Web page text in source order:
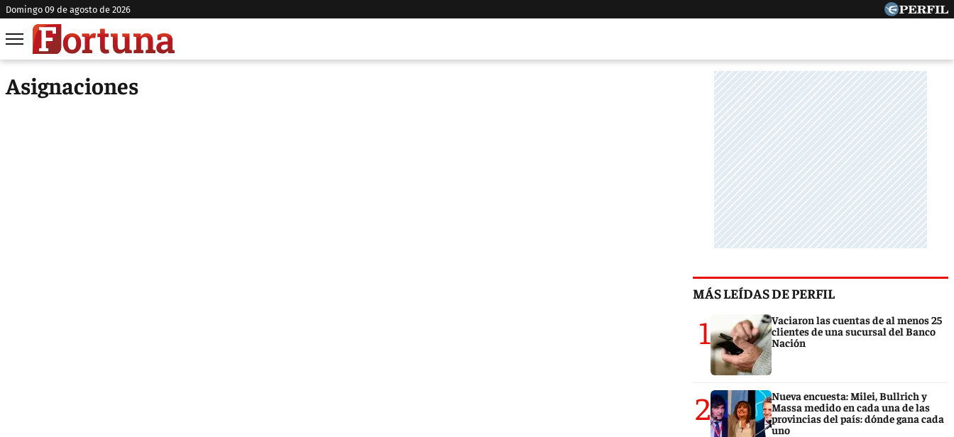
domingo 09 de agosto de 2026
Asignaciones
MÁS LEÍDAS DE PERFIL
1
Vaciaron las cuentas de al menos 25
clientes de una sucursal del Banco
Nación
2
Nueva encuesta: Milei, Bullrich y
Massa medido en cada una de las
provincias del país: dónde gana cada
uno